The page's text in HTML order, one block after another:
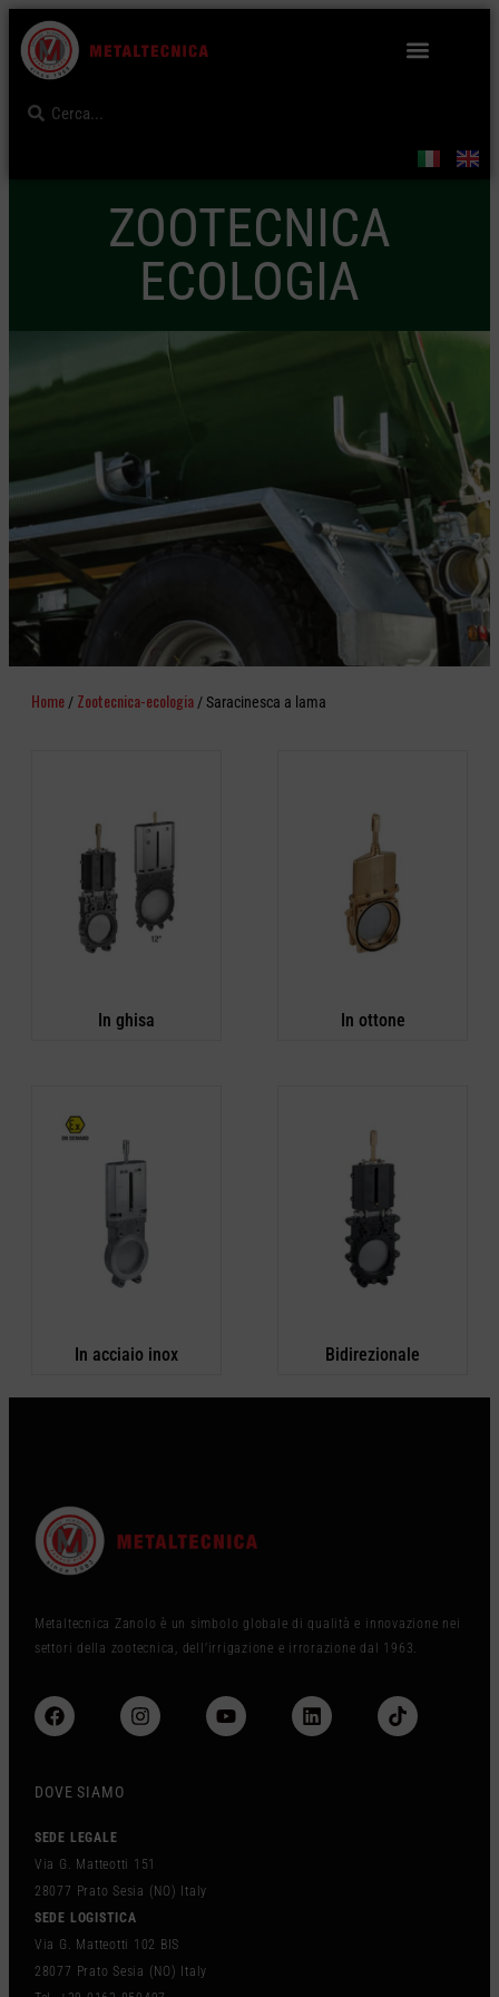
ZOOTECNICA
ECOLOGIA
Home / Zootecnica-ecologia / Saracinesca a lama
In ghisa In ottone
In acciaio inox Bidirezionale
Metaltecnica Zanolo è un simbolo globale di qualità e innovazione nei
settori della zootecnica, dell’irrigazione e irrorazione dal 1963.
DOVE SIAMO
SEDE LEGALE
Via G. Matteotti 151
28077 Prato Sesia (NO) Italy
SEDE LOGISTICA
Via G. Matteotti 102 BIS
28077 Prato Sesia (NO) Italy